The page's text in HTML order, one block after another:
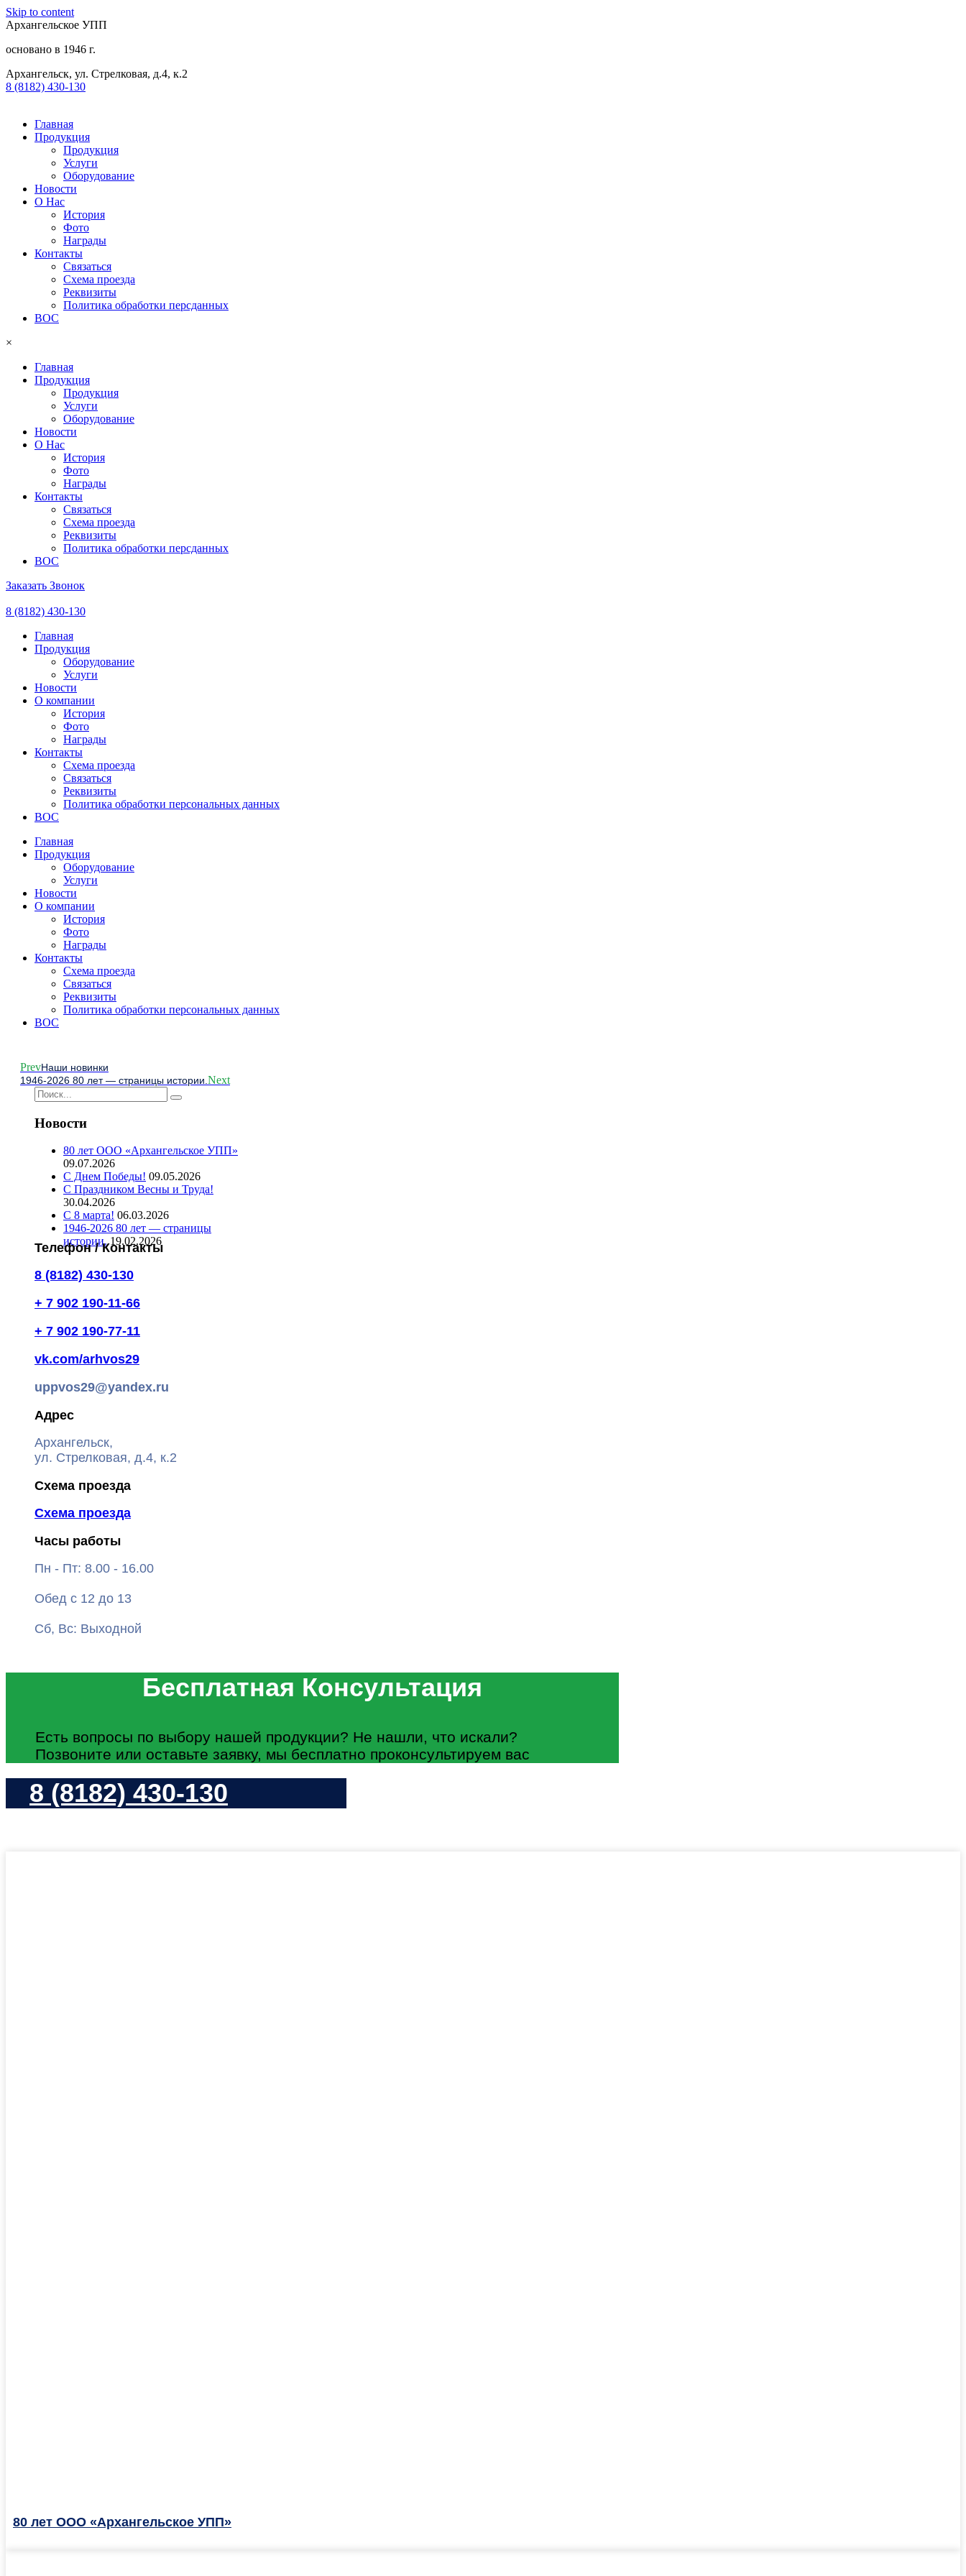
Skip to content
Архангельское УПП
основано в 1946 г.
Архангельск, ул. Стрелковая, д.4, к.2
8 (8182) 430-130​
Главная
Продукция
Продукция
Услуги
Оборудование
Новости
О Нас
История
Фото
Награды
Контакты
Связаться
Схема проезда
Реквизиты
Политика обработки персданных
ВОС
×
Главная
Продукция
Продукция
Услуги
Оборудование
Новости
О Нас
История
Фото
Награды
Контакты
Связаться
Схема проезда
Реквизиты
Политика обработки персданных
ВОС
Заказать Звонок
8 (8182) 430-130
Главная
Продукция
Оборудование
Услуги
Новости
О компании
История
Фото
Награды
Контакты
Схема проезда
Связаться
Реквизиты
Политика обработки персональных данных
ВОС
Главная
Продукция
Оборудование
Услуги
Новости
О компании
История
Фото
Награды
Контакты
Схема проезда
Связаться
Реквизиты
Политика обработки персональных данных
ВОС
PrevНаши новинки
1946-2026 80 лет — страницы истории. Next
Новости
80 лет ООО «Архангельское УПП»
09.07.2026
С Днем Победы! 09.05.2026
С Праздником Весны и Труда!
30.04.2026
С 8 марта! 06.03.2026
1946-2026 80 лет — страницы
истории. 19.02.2026
Телефон / Контакты
8 (8182) 430-130
+ 7 902 190-11-66
+ 7 902 190-77-11
vk.com/arhvos29
uppvos29@yandex.ru
Адрес
Архангельск,
ул. Стрелковая, д.4, к.2
Схема проезда
Схема проезда
Часы работы
Пн - Пт: 8.00 - 16.00
Обед с 12 до 13
Сб, Вс: Выходной
Бесплатная Консультация
Есть вопросы по выбору нашей продукции? Не нашли, что искали?
Позвоните или оставьте заявку, мы бесплатно проконсультируем вас
8 (8182) 430-130
80 лет ООО «Архангельское УПП»